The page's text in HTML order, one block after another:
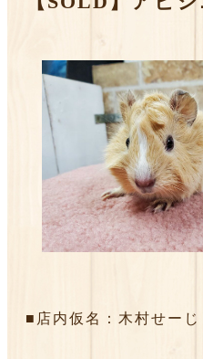
■店内仮名：木村せーじ